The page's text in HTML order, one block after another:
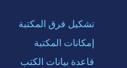
تشكيل فرق المكتبة
إمكانات المكتبة
قاعدة بيانات الكتب